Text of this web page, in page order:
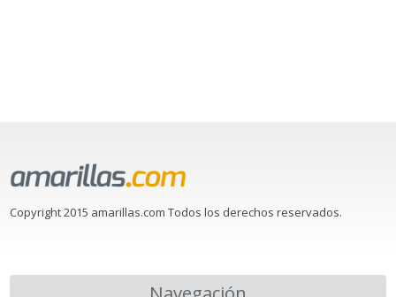
Copyright 2015 amarillas.com Todos los derechos reservados.